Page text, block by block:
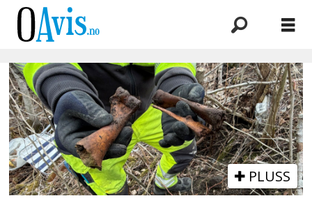
Emne:
daniel
sigde
PLUSS